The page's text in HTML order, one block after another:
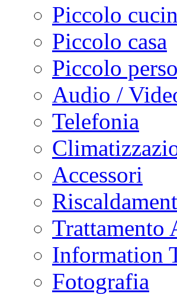
Piccolo
Piccolo casa
Piccolo
Audio /
Telefonia
Accessori
Trattamento
Information
Fotografia